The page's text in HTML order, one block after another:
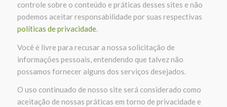
controle sobre o conteúdo e práticas desses sites e não
podemos aceitar responsabilidade por suas respectivas
políticas de privacidade.
Você é livre para recusar a nossa solicitação de
informações pessoais, entendendo que talvez não
possamos fornecer alguns dos serviços desejados.
O uso continuado de nosso site será considerado como
aceitação de nossas práticas em torno de privacidade e